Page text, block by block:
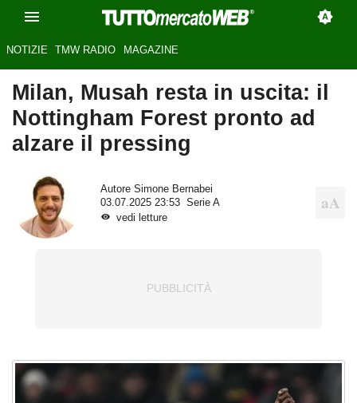
NOTIZIE TMW RADIO MAGAZINE
Milan, Musah resta in uscita: il
Nottingham Forest pronto ad
alzare il pressing
Autore Simone Bernabei
03.07.2025 23:53
Serie A
vedi letture